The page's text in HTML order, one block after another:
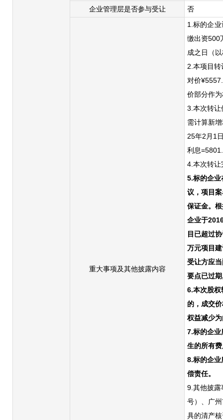
企业管理层是否参与受让 否
重大事项及其他披露内容
1.标的企
缴出资500
成之日（
2. 本项目转
对价
价部分作
3.本次转
需计算新
25年2月1
利息=
4.本次转让
5.标的企业
议，项目
保证金。
企业于
目已超过
万元项目
受让方应
要点已过期
6.本次股权
的，成交
权益减少
7.标的企业
生的所有
8.标的企业
偿责任。
9.其他披露
号）、广
具的清产